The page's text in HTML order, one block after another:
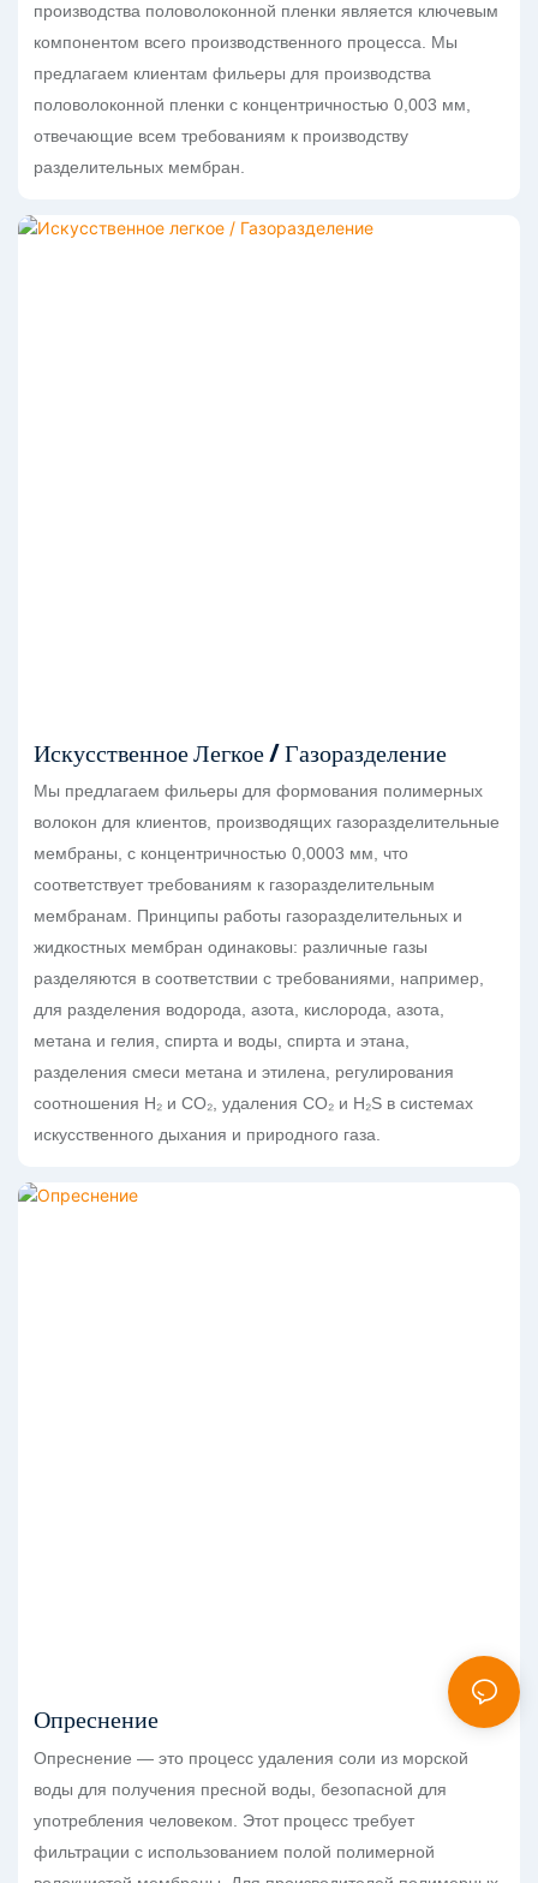
производства половолоконной пленки является ключевым
компонентом всего производственного процесса. Мы
предлагаем клиентам фильеры для производства
половолоконной пленки с концентричностью 0,003 мм,
отвечающие всем требованиям к производству
разделительных мембран.
Искусственное Легкое / Газоразделение
Мы предлагаем фильеры для формования полимерных
волокон для клиентов, производящих газоразделительные
мембраны, с концентричностью 0,0003 мм, что
соответствует требованиям к газоразделительным
мембранам. Принципы работы газоразделительных и
жидкостных мембран одинаковы: различные газы
разделяются в соответствии с требованиями, например,
для разделения водорода, азота, кислорода, азота,
метана и гелия, спирта и воды, спирта и этана,
разделения смеси метана и этилена, регулирования
соотношения H₂ и CO₂, удаления CO₂ и H₂S в системах
искусственного дыхания и природного газа.
Опреснение
Опреснение — это процесс удаления соли из морской
воды для получения пресной воды, безопасной для
употребления человеком. Этот процесс требует
фильтрации с использованием полой полимерной